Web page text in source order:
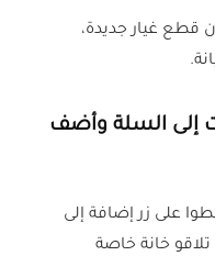
قطع غيار جديدة،
إلى السلة وأضف
على زر إضافة إلى
خانة خاصة